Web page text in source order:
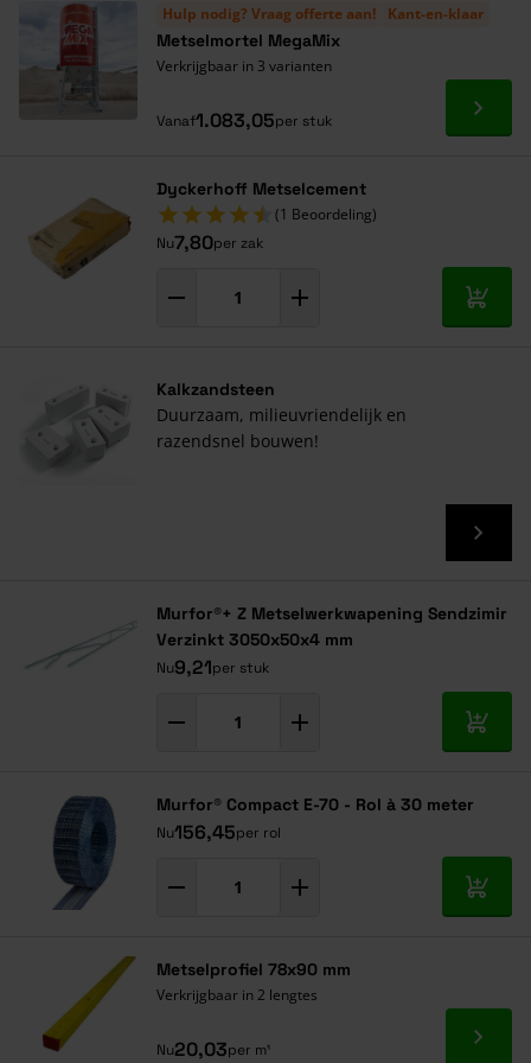
Hulp nodig? Vraag offerte aan! Kant-en-klaar
Metselmortel MegaMix
Verkrijgbaar in 3 varianten
Vanaf1.083,05per stuk Ga
Dyckerhoff Metselcement
(1 Beoordeling)
Nu7,80per zak
In
Kalkzandsteen
Duurzaam, milieuvriendelijk en
razendsnel bouwen!
Murfor®+ Z Metselwerkwapening Sendzimir
Verzinkt 3050x50x4 mm
Nu9,21per stuk
In
Murfor® Compact E-70 - Rol à 30 meter
Nu156,45per rol
In
Metselprofiel 78x90 mm
Verkrijgbaar in 2 lengtes
Nu20,03per m¹ Ga